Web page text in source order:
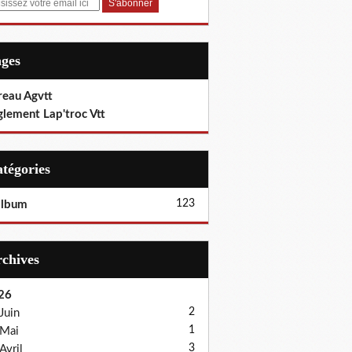
Agvtt
Lap'troc Vtt
123
Juin
2
Mai 1
Avril 3